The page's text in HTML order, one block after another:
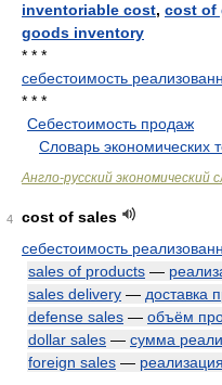
inventoriable cost, cost of
goods inventory
* * *
себестоимость
* * *
Себестоимость продаж
Словарь экономических
Англо-русский экономический
4
cost of sales
себестоимость
sales of products —
sales delivery — доставка
defense sales — объём
dollar sales — сумма
foreign sales —